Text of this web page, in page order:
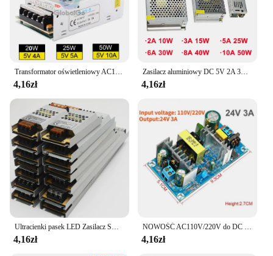
4,16zł
Zasilacz aluminiowy DC 5V 2A 3A 5A 6A 8A 10A AC 220V do 5V Transformator oświetleniowy 10W 15W 25W 30W 40W 50W Zasilacz impulsowy
4,16zł
4,16zł 4,16zł